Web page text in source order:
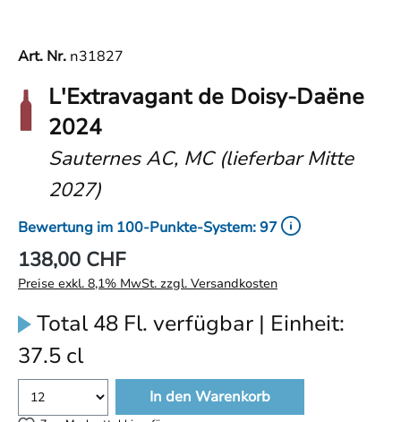
Art. Nr. n31827
L'Extravagant de Doisy-Daëne
2024
Sauternes AC, MC (lieferbar Mitte
2027)
Bewertung im 100-Punkte-System: 97
138,00 CHF
Preise exkl. 8,1% MwSt. zzgl. Versandkosten
Total 48 Fl. verfügbar | Einheit:
37.5 cl
In den Warenkorb